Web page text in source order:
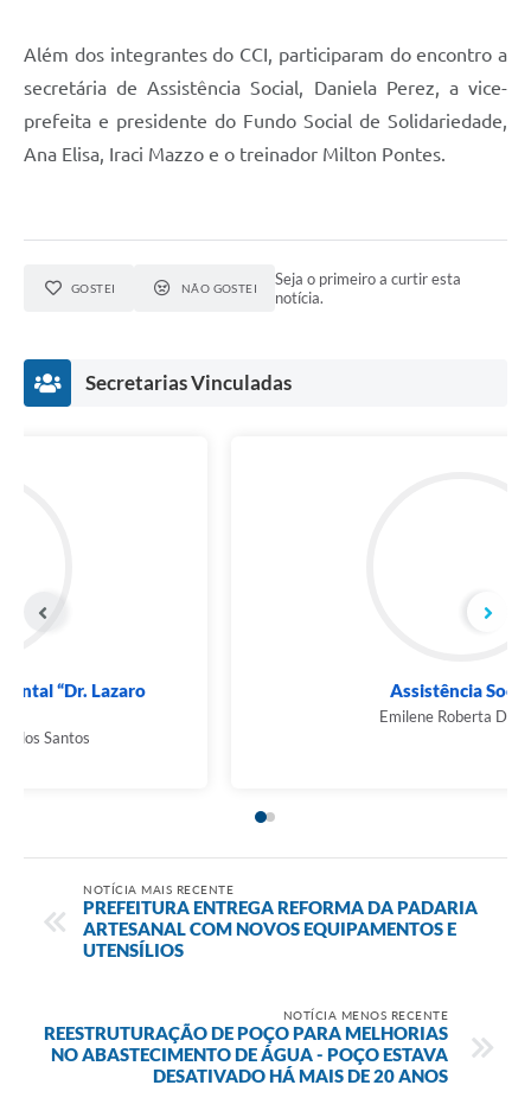
Além dos integrantes do CCI, participaram do encontro a
secretária de Assistência Social, Daniela Perez, a vice-
prefeita e presidente do Fundo Social de Solidariedade,
Ana Elisa, Iraci Mazzo e o treinador Milton Pontes.
GOSTEI NÃO GOSTEI
Seja o primeiro a curtir esta
notícia.
Secretarias Vinculadas
Ambulatório de Saúde Mental “Dr. Lazaro
NOTÍCIA MAIS RECENTE
PREFEITURA ENTREGA REFORMA DA PADARIA
ARTESANAL COM NOVOS EQUIPAMENTOS E
UTENSÍLIOS
NOTÍCIA MENOS RECENTE
REESTRUTURAÇÃO DE POÇO PARA MELHORIAS
NO ABASTECIMENTO DE ÁGUA - POÇO ESTAVA
DESATIVADO HÁ MAIS DE 20 ANOS